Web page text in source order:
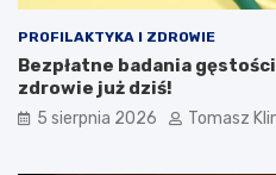
PROFILAKTYKA I ZDROWIE
Bezpłatne badania
zdrowie już dziś!
5 sierpnia 2026 Tomasz